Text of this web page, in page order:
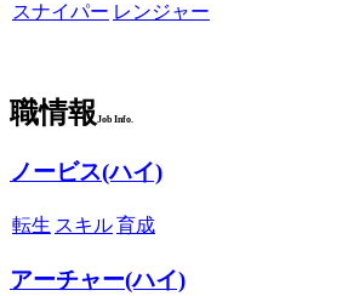
スナイパー レンジャー
職情報Job Info.
ノービス(ハイ)
転生 スキル育成
アーチャー(ハイ)